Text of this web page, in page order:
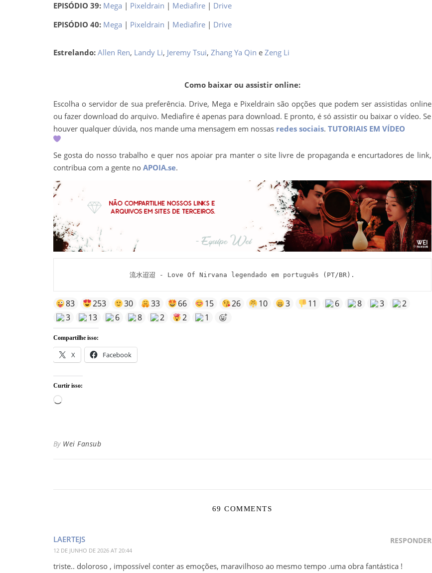
EPISÓDIO 39: Mega | Pixeldrain | Mediafire| Drive
EPISÓDIO 40: Mega | Pixeldrain | Mediafire| Drive
Estrelando: Allen Ren, Landy Li, Jeremy Tsui, Zhang Ya Qin e Zeng Li
Como baixar ou assistir online:
Escolha o servidor de sua preferência. Drive, Mega e Pixeldrain são opções que podem ser assistidas online
ou fazer download do arquivo. Mediafire é apenas para download. E pronto, é só assistir ou baixar o vídeo. Se
houver qualquer dúvida, nos mande uma mensagem em nossas redes sociais. TUTORIAIS EM VÍDEO
Se gosta do nosso trabalho e quer nos apoiar pra manter o site livre de propaganda e encurtadores de link,
contribua com a gente no APOIA.se.
流水迢迢 - Love Of Nirvana legendado em português (PT/BR).
83 253 30 33 66 15 26 10 3 11 6 8 3
2
3
13 6 8 2 2 1
Compartilhe isso:
X Facebook
Curtir isso:
Carregando...
By Wei Fansub
69 COMMENTS
LAERTEJS
12 DE JUNHO DE 2026 AT 20:44
RESPONDER
triste.. doloroso , impossível conter as emoções, maravilhoso ao mesmo tempo .uma obra fantástica !